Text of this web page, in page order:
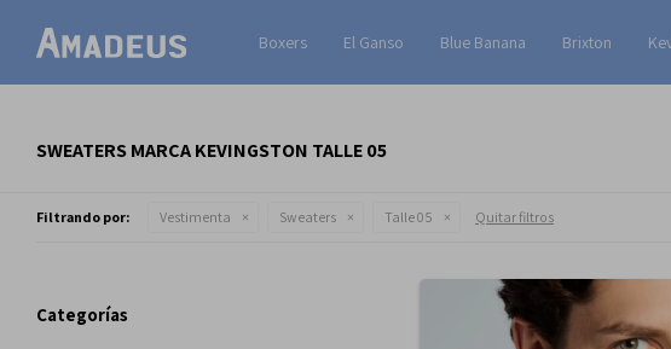
Boxers El Ganso Blue Banana Brixton
SWEATERS MARCA KEVINGSTON TALLE 05
Filtrando por: Vestimenta Sweaters Talle 05 Quitar filtros
Categorías